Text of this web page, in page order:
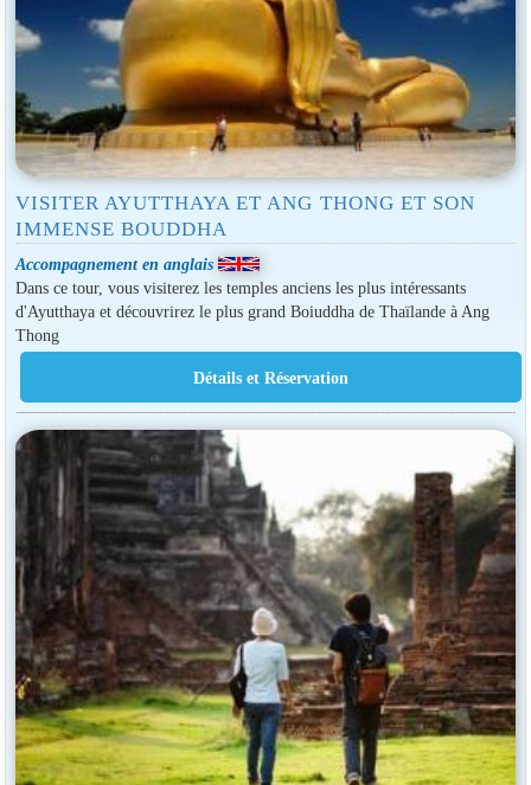
VISITER AYUTTHAYA ET ANG THONG ET SON
IMMENSE BOUDDHA
Accompagnement en anglais
Dans ce tour, vous visiterez les temples anciens les plus intéressants
d'Ayutthaya et découvrirez le plus grand Boiuddha de Thaïlande à Ang
Thong